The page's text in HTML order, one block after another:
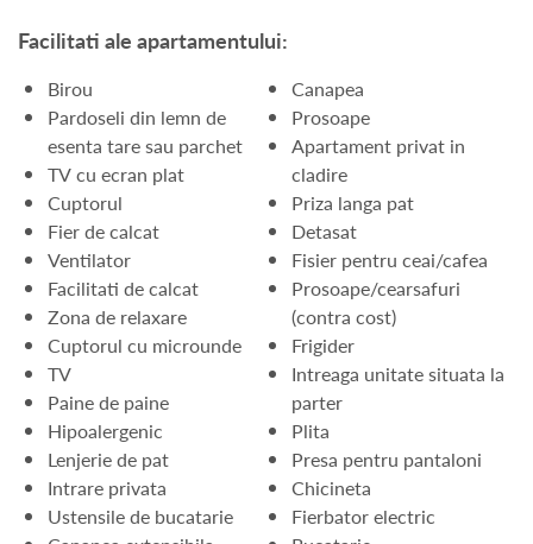
Facilitati ale apartamentului:
Birou
Pardoseli din lemn de
esenta tare sau parchet
TV cu ecran plat
Cuptorul
Fier de calcat
Ventilator
Facilitati de calcat
Zona de relaxare
Cuptorul cu microunde
TV
Paine de paine
Hipoalergenic
Lenjerie de pat
Intrare privata
Ustensile de bucatarie
Canapea
Prosoape
Apartament privat in
cladire
Priza langa pat
Detasat
Fisier pentru ceai/cafea
Prosoape/cearsafuri
(contra cost)
Frigider
Intreaga unitate situata la
parter
Plita
Presa pentru pantaloni
Chicineta
Fierbator electric